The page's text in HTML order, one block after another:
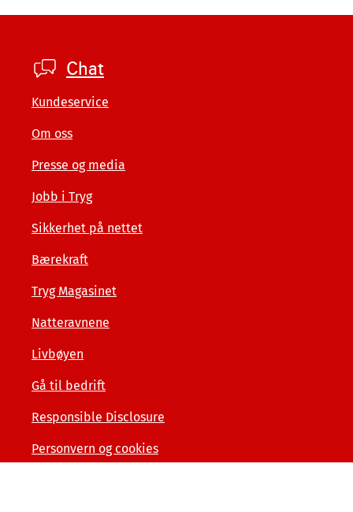
Footer
private
Chat
Kundeservice
Om oss
Presse og media
Jobb i Tryg
Sikkerhet på nettet
Bærekraft
Tryg Magasinet
Natteravnene
Livbøyen
Gå til bedrift
Responsible Disclosure
Personvern og cookies